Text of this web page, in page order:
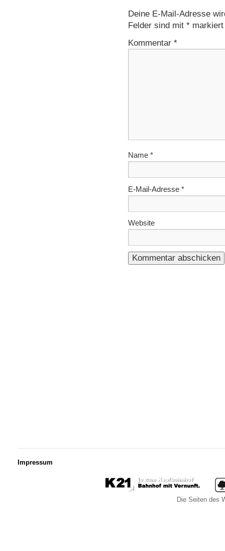
Deine E-Mail-Adresse
Felder sind mit * markiert
Kommentar *
Name *
E-Mail-Adresse *
Website
Impressum
Die Seiten des